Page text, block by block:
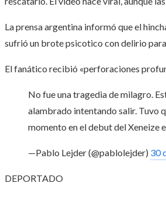
La prensa argentina informó que el
sufrió un brote psicotico con delirio
El fanático recibió «perforaciones
No fue una tragedia de milagro.
alambrado intentando salir. Tuvo
momento en el debut del Xeneize
—Pablo Lejder (@pablolejder) 30
DEPORTADO